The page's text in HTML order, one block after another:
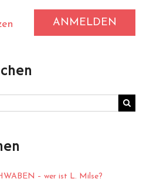
ANMELDEN
– wer ist L. Milse?